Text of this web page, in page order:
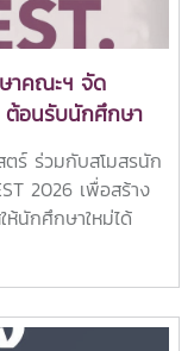
รสาขาวิชาภาษา
ษาไทยสำหรับชาว
(หลักสูตรใหม่)สาขา
กาย (หลักสูตร
อุ่นและเป็นกันเอง
ลี่ยนประสบการณ์กับ
วกของคณะ เพื่อ
ค้นหาเส้นทางการ
าคณะฯ จัด
ต้อนรับนักศึกษา
ร์ ร่วมกับสโมสรนัก
2026 เพื่อสร้าง
ห้นักศึกษาใหม่ได้
าขาวิชา ท่ามกลาง
อาจารย์ ดร.ศรัณย์